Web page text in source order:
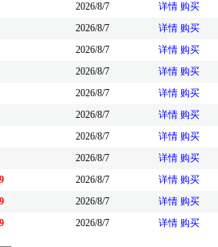
2026/8/7 详情 购买
2026/8/7 详情 购买
2026/8/7 详情 购买
2026/8/7 详情 购买
2026/8/7 详情 购买
2026/8/7 详情 购买
2026/8/7 详情 购买
2026/8/7 详情 购买
2026/8/7 详情 购买
2026/8/7 详情 购买
2026/8/7 详情 购买